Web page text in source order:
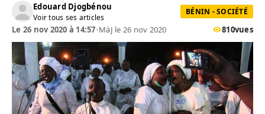
Edouard Djogbénou
Voir tous ses articles
BÉNIN - SOCIÉTÉ
Le 26 nov 2020 à 14:57•MàJ le 26 nov 2020 810vues